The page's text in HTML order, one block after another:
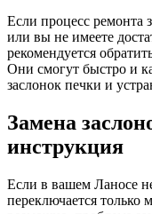
Если процесс ремонта
или вы не имеете
рекомендуется
Они смогут быстро и
заслонок печки и
Замена
инструкция
Если в вашем Ланосе
переключается